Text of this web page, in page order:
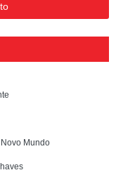
Mundo